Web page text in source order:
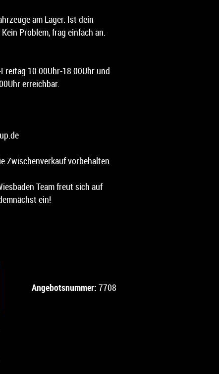
am Lager. Ist dein
Problem, frag einfach an.
10.00Uhr-18.00Uhr und
erreichbar.
Zwischenverkauf vorbehalten.
Team freut sich auf
ein!
Angebotsnummer: 7708